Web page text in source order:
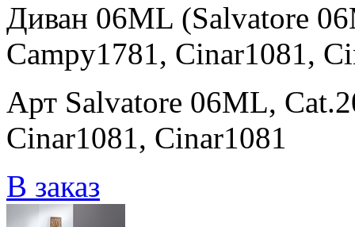
Диван 06ML (Salvatore
Campy1781, Cinar1081,
Арт Salvatore 06ML,
Cinar1081, Cinar1081
В заказ